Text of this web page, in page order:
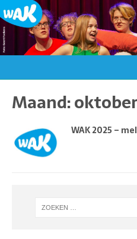
Maand:
WAK 2025 –